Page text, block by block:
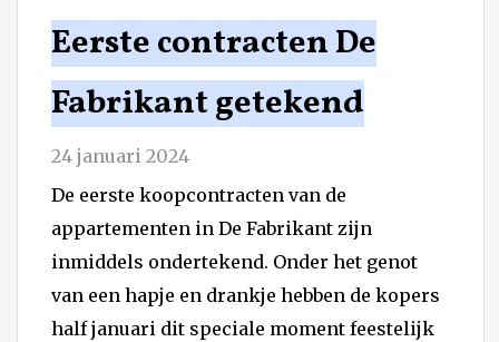
Eerste contracten De
Fabrikant getekend
24 januari 2024
De eerste koopcontracten van de
appartementen in De Fabrikant zijn
inmiddels ondertekend. Onder het genot
van een hapje en drankje hebben de kopers
half januari dit speciale moment feestelijk